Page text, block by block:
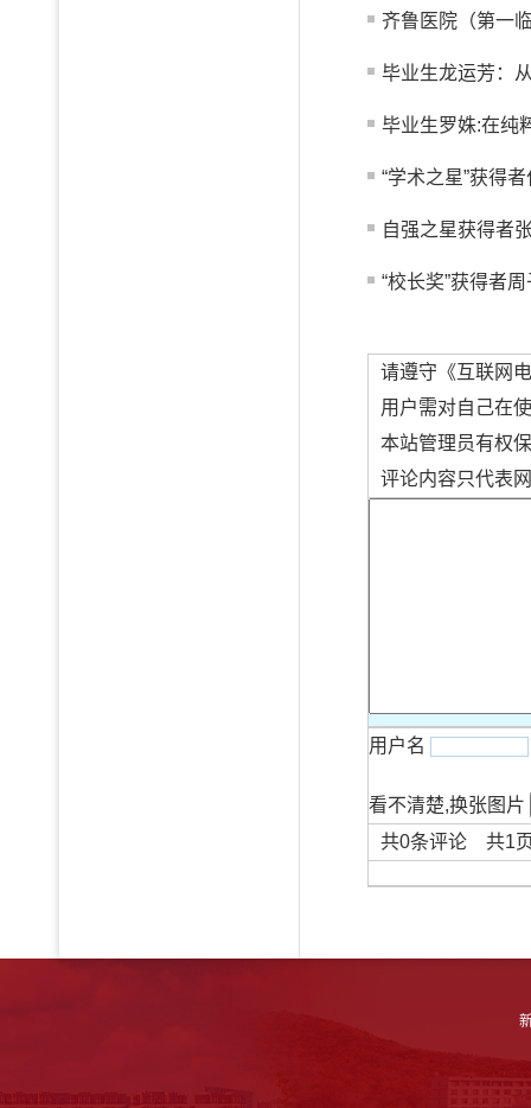
齐鲁医院（第一
毕业生龙运芳：
毕业生罗姝:在纯
“学术之星”获得
自强之星获得者
“校长奖”获得者
请遵守《互联网
用户需对自己在
本站管理员有权
评论内容只代表
用户名
看不清楚,换张图片
共0条评论 共1